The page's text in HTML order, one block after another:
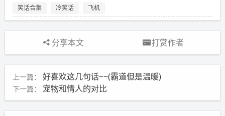
笑话合集 冷笑话 飞机
分享本文 打赏作者
上一篇： 好喜欢这几句话~~(霸道但是温暖)
下一篇： 宠物和情人的对比